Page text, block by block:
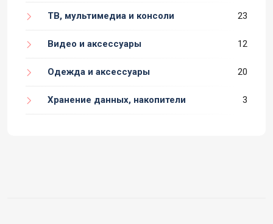
ТВ, мультимедиа и консоли 23
Видео и аксессуары 12
Одежда и аксессуары 20
Хранение данных, накопители 3